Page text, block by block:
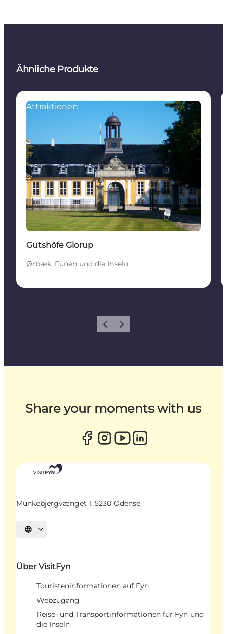
Ähnliche Produkte
Attraktionen
Gutshöfe Glorup
Ørbæk, Fünen und die Inseln
ZurückWeiter
Share your moments with us
Munkebjergvænget 1, 5230 Odense
Sprache auswählen
Über VisitFyn
Touristeninformationen auf Fyn
Webzugang
Reise- und Transportinformationen für Fyn und
die Inseln